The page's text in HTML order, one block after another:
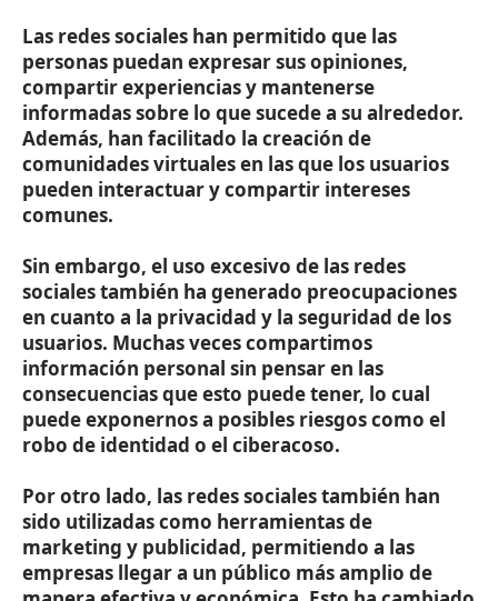
Las redes sociales han permitido que las
personas puedan expresar sus opiniones,
compartir experiencias y mantenerse
informadas sobre lo que sucede a su alrededor.
Además, han facilitado la creación de
comunidades virtuales en las que los usuarios
pueden interactuar y compartir intereses
comunes.
Sin embargo, el uso excesivo de las redes
sociales también ha generado preocupaciones
en cuanto a la privacidad y la seguridad de los
usuarios. Muchas veces compartimos
información personal sin pensar en las
consecuencias que esto puede tener, lo cual
puede exponernos a posibles riesgos como el
robo de identidad o el ciberacoso.
Por otro lado, las redes sociales también han
sido utilizadas como herramientas de
marketing y publicidad, permitiendo a las
empresas llegar a un público más amplio de